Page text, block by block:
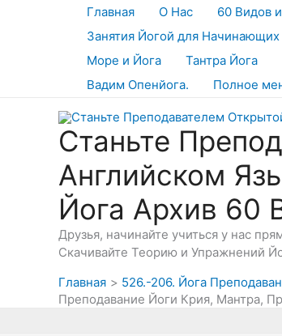
Главная О Нас 60 Видов
Занятия Йогой для Начинающих
Море и Йога
Тантра Йога
Вадим Опенйога.
Полное
Станьте
Английском
Йога Архив 60
Друзья, начинайте учиться у нас
Скачивайте Теорию и Упражнений
Главная
526.-206. Йога
Преподавание Йоги Крия, Мантра,